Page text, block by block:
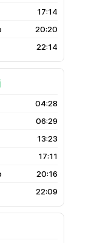
17:14
20:20
22:14
04:28
06:29
13:23
17:11
20:16
22:09